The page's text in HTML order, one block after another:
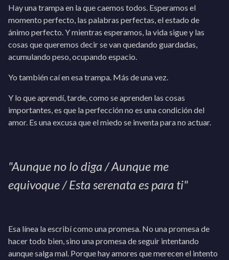
Hay una trampa en la que caemos todos. Esperamos el
momento perfecto, las palabras perfectas, el estado de
ánimo perfecto. Y mientras esperamos, la vida sigue y las
cosas que queremos decir se van quedando guardadas,
acumulando peso, ocupando espacio.
Yo también caí en esa trampa. Más de una vez.
Y lo que aprendí, tarde, como se aprenden las cosas
importantes, es que la perfección no es una condición del
amor. Es una excusa que el miedo se inventa para no actuar.
"Aunque no lo diga / Aunque me
equivoque / Esta serenata es para ti"
Esa línea la escribí como una promesa. No una promesa de
hacer todo bien, sino una promesa de seguir intentando
aunque salga mal. Porque hay amores que merecen el intento